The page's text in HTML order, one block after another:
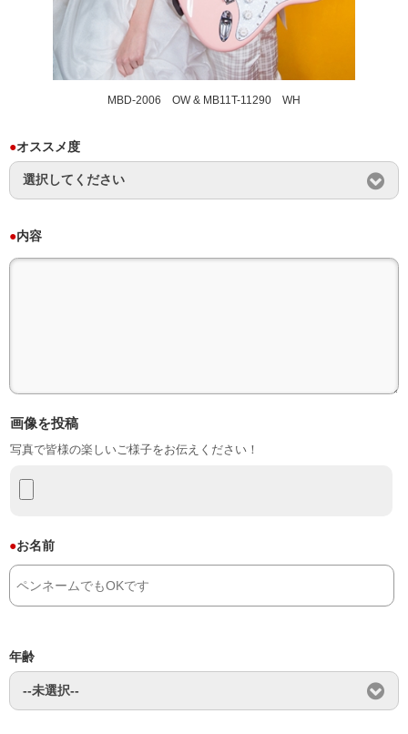
MBD-2006 OW & MB11T-11290 WH
●オススメ度
●内容
画像を投稿
写真で皆様の楽しいご様子をお伝えください！
●お名前
年齢